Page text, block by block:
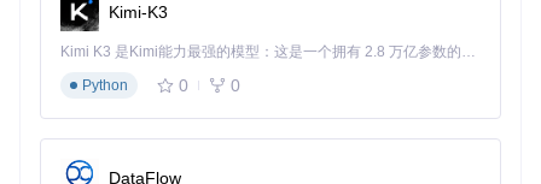
Kimi-K3
Kimi K3 是Kimi能力最强的模型：这是一个拥有 2.8 万亿参数的混合专家（MoE）模型，具备原生视觉理解能力，并支持 100 万 token 的上下文窗口。
Python
0 0
DataFlow